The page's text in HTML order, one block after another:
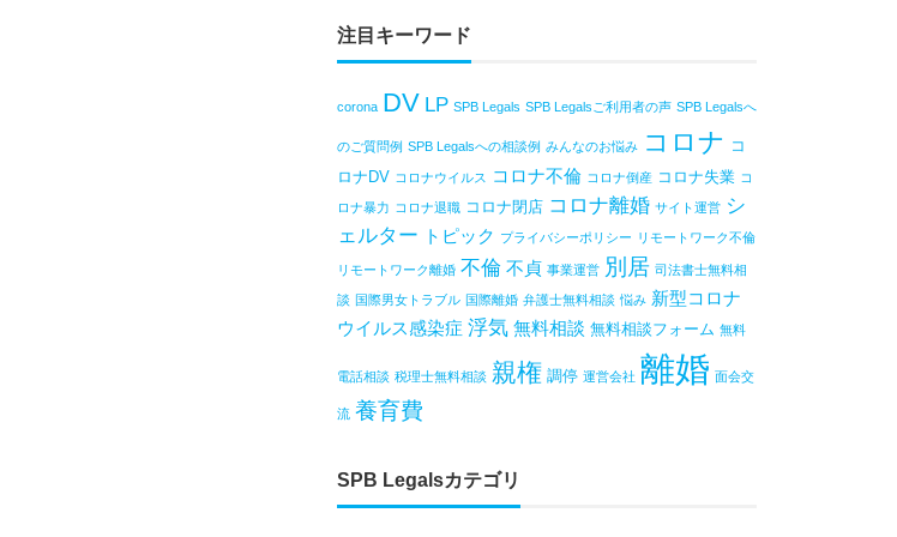
注目キーワード
corona DV LP SPB Legals SPB Legalsご利用者の声 SPB Legalsへ
のご質問例 SPB Legalsへの相談例 みんなのお悩み コロナ コ
ロナDV コロナウイルス コロナ不倫 コロナ倒産 コロナ失業 コ
ロナ暴力 コロナ退職 コロナ閉店 コロナ離婚 サイト運営 シ
ェルター トピック プライバシーポリシー リモートワーク不倫
リモートワーク離婚 不倫 不貞 事業運営 別居 司法書士無料相
談 国際男女トラブル 国際離婚 弁護士無料相談 悩み 新型コロナ
ウイルス感染症 浮気 無料相談 無料相談フォーム 無料
電話相談 税理士無料相談 親権 調停 運営会社 離婚 面会交
流 養育費
SPB Legalsカテゴリ